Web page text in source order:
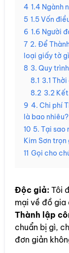
4 1.4 Ngành
5 1.5 Vốn
6 1.6 Người
7 2. Để
loại giấy tờ
8 3. Quy
8.1 3.1
8.2 3.2
9 4. Chi phí
là bao nhiêu?
10 5. Tại sao
Kim Sơn
11 Gọi cho
Độc giả: Tôi
mại về đồ gia
Thành lập
chuẩn bị gì,
đơn giản